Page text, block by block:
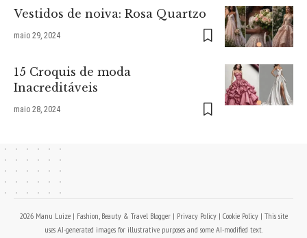
Vestidos de noiva: Rosa Quartzo
maio 29, 2024
15 Croquis de moda
Inacreditáveis
maio 28, 2024
2026 Manu Luize | Fashion, Beauty & Travel Blogger | Privacy Policy| Cookie Policy| This site
uses AI-generated images for illustrative purposes and some AI-modified text.